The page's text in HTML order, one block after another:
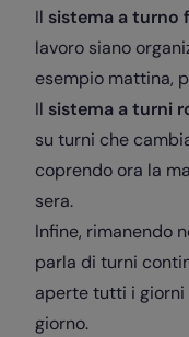
Il sistema a turno
lavoro siano
esempio mattina,
Il sistema a turni
su turni che
coprendo ora la
sera.
Infine, rimanendo
parla di turni
aperte tutti i giorni
giorno.